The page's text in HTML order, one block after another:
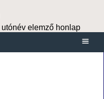
utónév elemző honlap